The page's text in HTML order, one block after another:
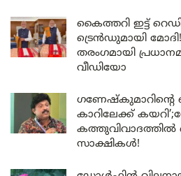
കൈത്തറി ഇട്ട്
ട്രെൻഡുമായി
തരംഗമായി
വീഡിയോ
കാറിലേക്ക്
കത്തുവിവാദത്തിൽ
സാക്ഷികൾ!